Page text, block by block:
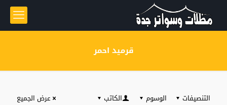
قرميد احمر
التنصيفات الوسوم الكاتب عرض الجميع